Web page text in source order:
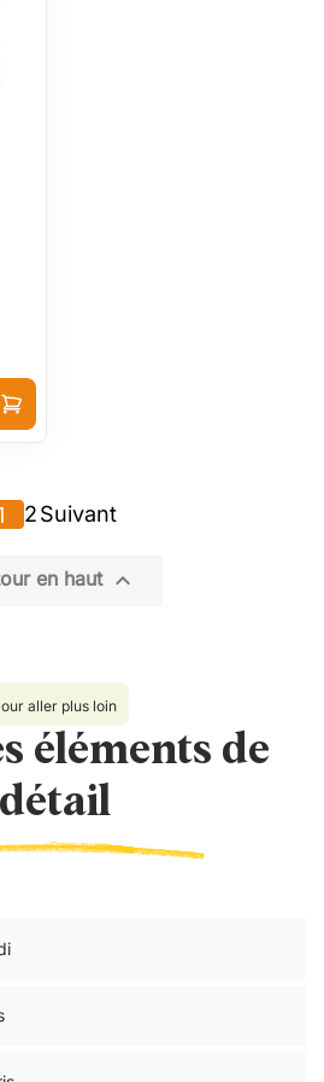
2Suivant
en haut 
aller plus loin
éléments de
détail
?
longtemps ?